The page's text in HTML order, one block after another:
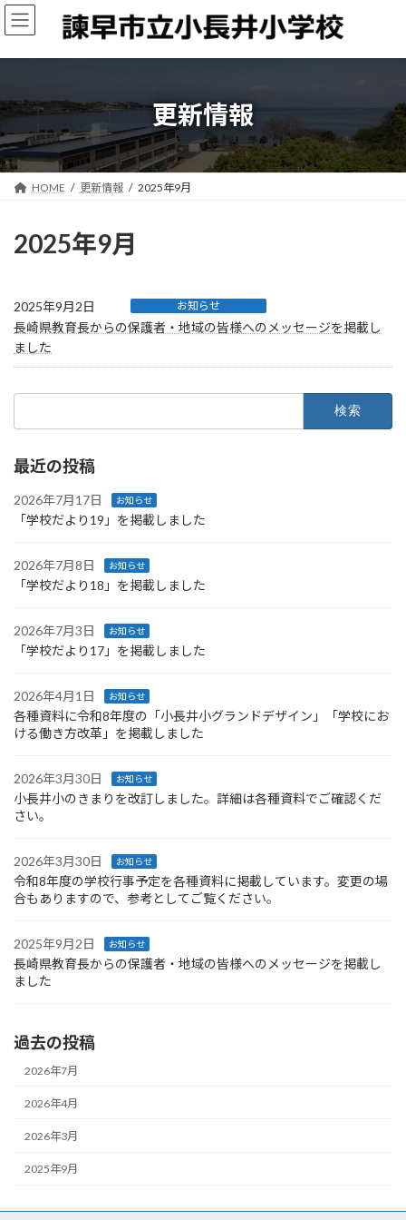
コ
ン
ン
へ
ス
キ
ッ
プ
ナ
ビ
ー
ョ
ン
に
移
動
更新情報
HOME 更新情報 2025年9月
2025年9月
2025年9月2日 お知らせ
長崎県教育長からの保護者・地域の皆様へのメッセージを掲載し
ました
最近の投稿
2026年7月17日 お知らせ
「学校だより19」を掲載しました
2026年7月8日 お知らせ
「学校だより18」を掲載しました
2026年7月3日 お知らせ
「学校だより17」を掲載しました
2026年4月1日 お知らせ
各種資料に令和8年度の「小長井小グランドデザイン」「学校にお
ける働き方改革」を掲載しました
2026年3月30日 お知らせ
小長井小のきまりを改訂しました。詳細は各種資料でご確認くだ
さい。
2026年3月30日 お知らせ
令和8年度の学校行事予定を各種資料に掲載しています。変更の場
合もありますので、参考としてご覧ください。
2025年9月2日 お知らせ
長崎県教育長からの保護者・地域の皆様へのメッセージを掲載し
ました
過去の投稿
2026年7月
2026年4月
2026年3月
2025年9月